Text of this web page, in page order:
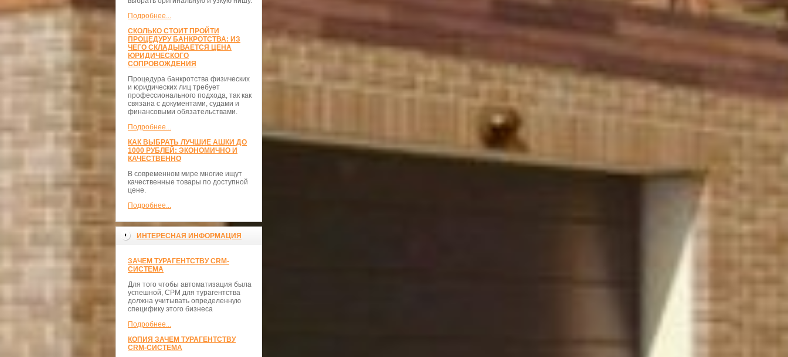
Подробнее...
СКОЛЬКО СТОИТ ПРОЙТИ
ПРОЦЕДУРУ БАНКРОТСТВА: ИЗ
ЧЕГО СКЛАДЫВАЕТСЯ ЦЕНА
ЮРИДИЧЕСКОГО
СОПРОВОЖДЕНИЯ
Процедура банкротства физических
и юридических лиц требует
профессионального подхода, так как
связана с документами, судами и
финансовыми обязательствами.
Подробнее...
КАК ВЫБРАТЬ ЛУЧШИЕ АШКИ ДО
1000 РУБЛЕЙ: ЭКОНОМИЧНО И
КАЧЕСТВЕННО
В современном мире многие ищут
качественные товары по доступной
цене.
Подробнее...
ИНТЕРЕСНАЯ ИНФОРМАЦИЯ
ЗАЧЕМ ТУРАГЕНТСТВУ CRM-
СИСТЕМА
Для того чтобы автоматизация была
успешной, СРМ для турагентства
должна учитывать определенную
специфику этого бизнеса
Подробнее...
КОПИЯ ЗАЧЕМ ТУРАГЕНТСТВУ
CRM-СИСТЕМА